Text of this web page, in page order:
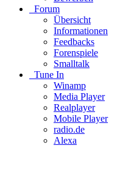
Forum
Übersicht
Informationen
Feedbacks
Forenspiele
Smalltalk
Tune In
Winamp
Media Player
Realplayer
Mobile Player
radio.de
Alexa